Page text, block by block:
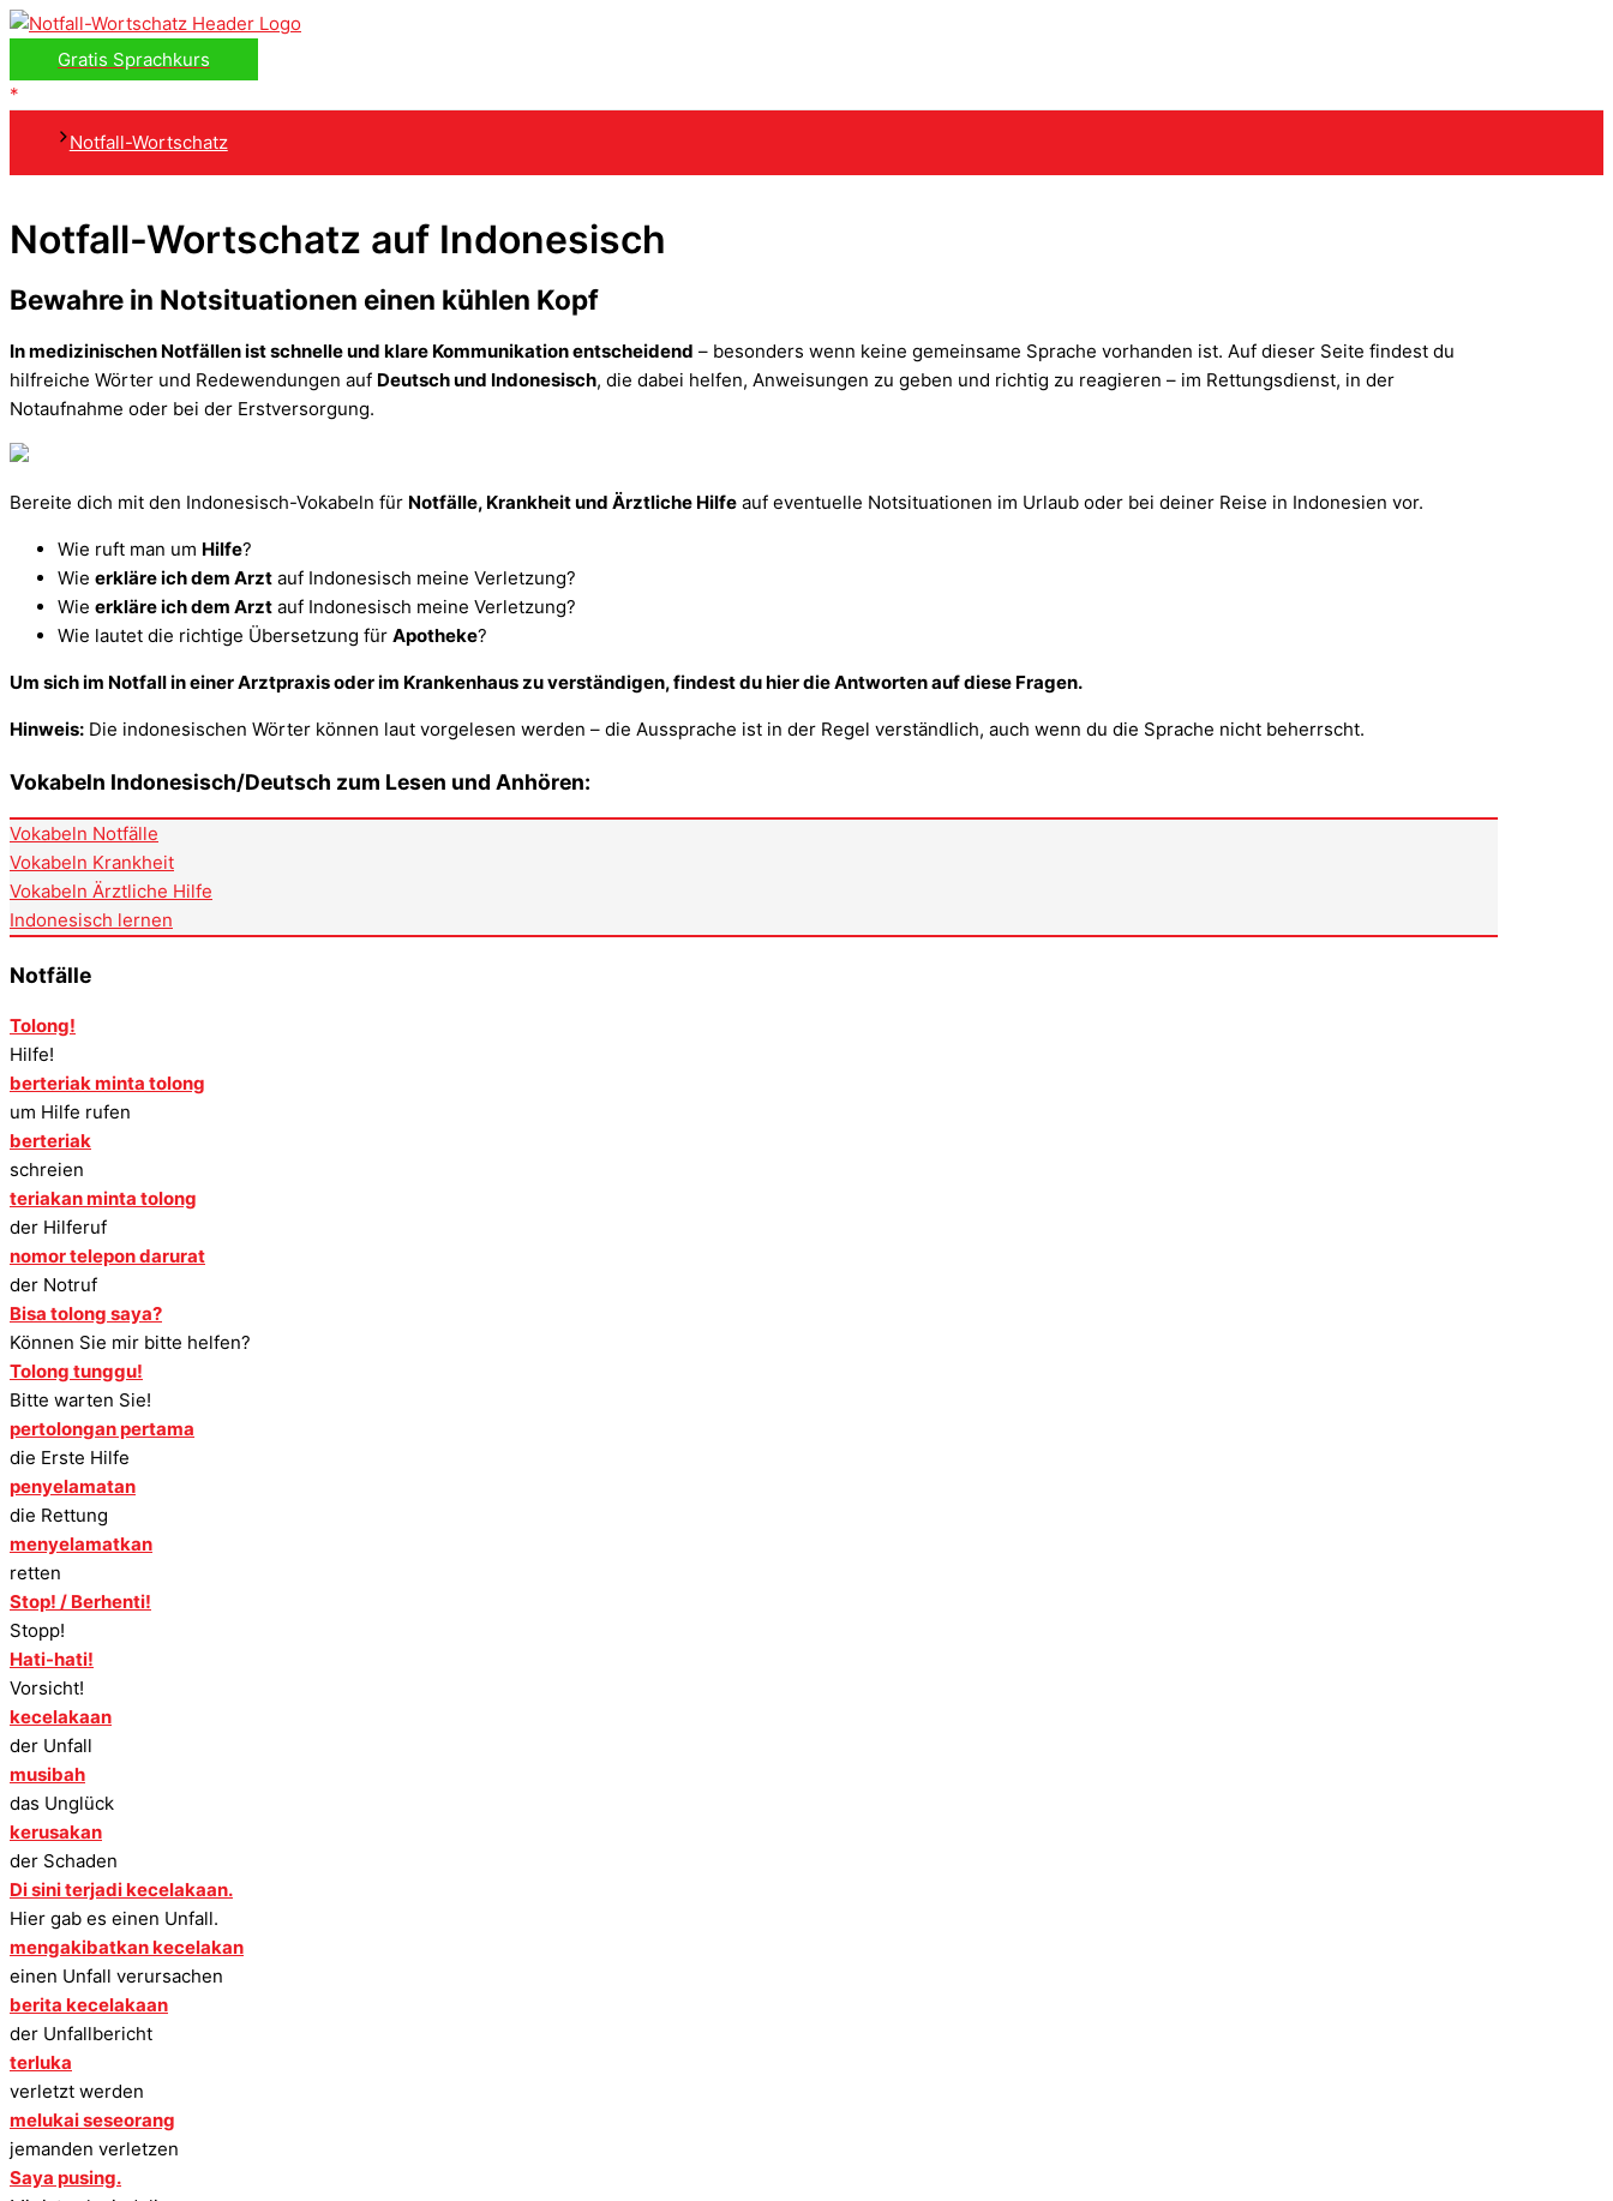
Zum
springen
Gratis Sprachkurs
Notfall-Wortschatz
Notfall-Wortschatz auf Indonesisch
Bewahre in Notsituationen einen kühlen Kopf
In medizinischen Notfällen ist schnelle und klare Kommunikation entscheidend – besonders wenn keine gemeinsame Sprache vorhanden ist. Auf dieser Seite findest du
hilfreiche Wörter und Redewendungen auf Deutsch und Indonesisch, die dabei helfen, Anweisungen zu geben und richtig zu reagieren – im Rettungsdienst, in der
Notaufnahme oder bei der Erstversorgung.
Bereite dich mit den Indonesisch-Vokabeln für Notfälle, Krankheit und Ärztliche Hilfe auf eventuelle Notsituationen im Urlaub oder bei deiner Reise in Indonesien vor.
Wie ruft man um Hilfe?
Wie erkläre ich dem Arzt auf Indonesisch meine Verletzung?
Wie erkläre ich dem Arzt auf Indonesisch meine Verletzung?
Wie lautet die richtige Übersetzung für Apotheke?
Um sich im Notfall in einer Arztpraxis oder im Krankenhaus zu verständigen, findest du hier die Antworten auf diese Fragen.
Hinweis: Die indonesischen Wörter können laut vorgelesen werden – die Aussprache ist in der Regel verständlich, auch wenn du die Sprache nicht beherrscht.
Vokabeln Indonesisch/Deutsch zum Lesen und Anhören:
Vokabeln Notfälle
Vokabeln Krankheit
Vokabeln Ärztliche Hilfe
Indonesisch lernen
Notfälle
Tolong!
Hilfe!
berteriak minta tolong
um Hilfe rufen
berteriak
schreien
teriakan minta tolong
der Hilferuf
nomor telepon darurat
der Notruf
Bisa tolong saya?
Können Sie mir bitte helfen?
Tolong tunggu!
Bitte warten Sie!
pertolongan pertama
die Erste Hilfe
penyelamatan
die Rettung
menyelamatkan
retten
Stop! / Berhenti!
Stopp!
Hati-hati!
Vorsicht!
kecelakaan
der Unfall
musibah
das Unglück
kerusakan
der Schaden
Di sini terjadi kecelakaan.
Hier gab es einen Unfall.
mengakibatkan kecelakan
einen Unfall verursachen
berita kecelakaan
der Unfallbericht
terluka
verletzt werden
melukai seseorang
jemanden verletzen
Saya pusing.